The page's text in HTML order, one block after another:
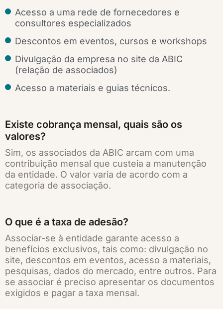
Acesso a uma rede de fornecedores e
consultores especializados
Descontos em eventos, cursos e workshops
Divulgação da empresa no site da ABIC
(relação de associados)
Acesso a materiais e guias técnicos.
Existe cobrança mensal, quais são os
valores?
Sim, os associados da ABIC arcam com uma
contribuição mensal que custeia a manutenção
da entidade. O valor varia de acordo com a
categoria de associação.
O que é a taxa de adesão?
Associar-se à entidade garante acesso a
benefícios exclusivos, tais como: divulgação no
site, descontos em eventos, acesso a materiais,
pesquisas, dados do mercado, entre outros. Para
se associar é preciso apresentar os documentos
exigidos e pagar a taxa mensal.